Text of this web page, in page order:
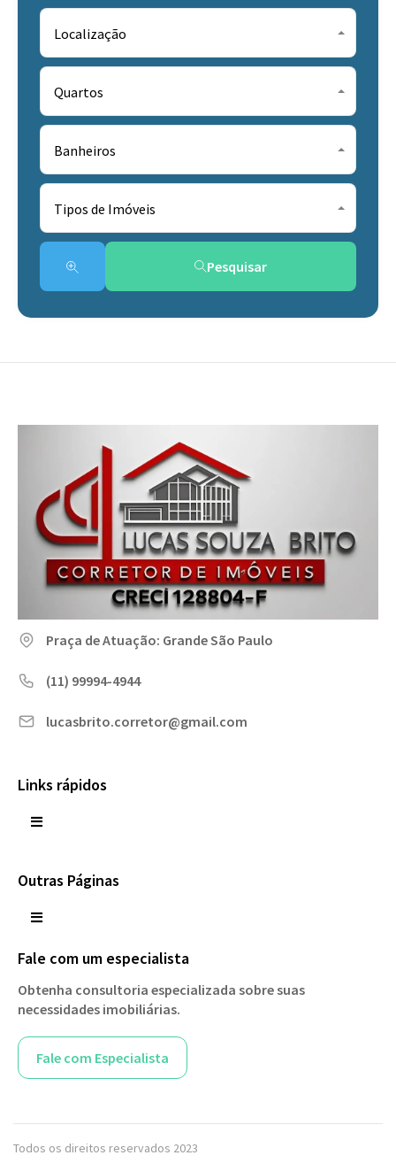
Localização
Quartos
Banheiros
Tipos de Imóveis
Pesquisar
Praça de Atuação: Grande São Paulo
(11) 99994-4944
lucasbrito.corretor@gmail.com
Links rápidos
Outras Páginas
Fale com um especialista
Obtenha consultoria especializada sobre suas
necessidades imobiliárias.
Fale com Especialista
Todos os direitos reservados 2023